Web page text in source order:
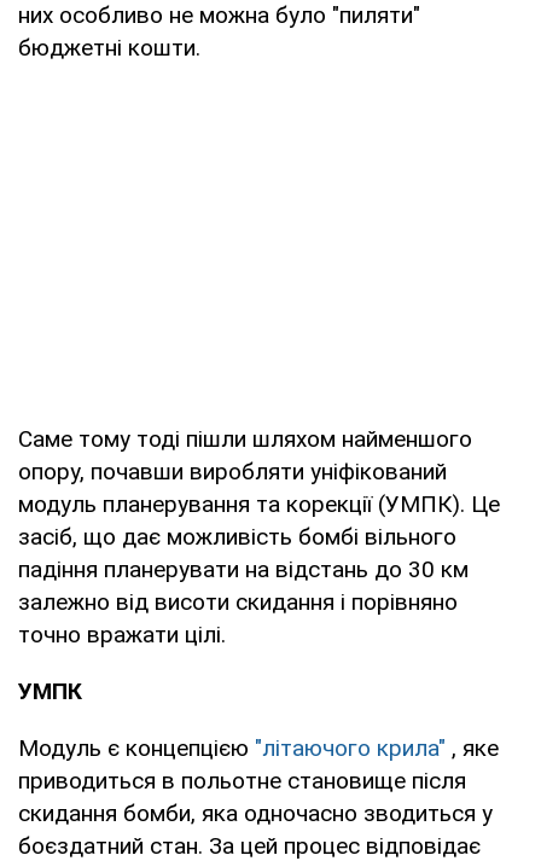
них особливо не можна було "пиляти"
бюджетні кошти.
Саме тому тоді пішли шляхом найменшого
опору, почавши виробляти уніфікований
модуль планерування та корекції (УМПК). Це
засіб, що дає можливість бомбі вільного
падіння планерувати на відстань до 30 км
залежно від висоти скидання і порівняно
точно вражати цілі.
УМПК
Модуль є концепцією "літаючого крила" , яке
приводиться в польотне становище після
скидання бомби, яка одночасно зводиться у
боєздатний стан. За цей процес відповідає